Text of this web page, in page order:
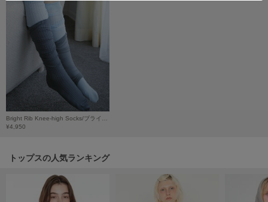
Henon.
へノン
HUNTER
HOKA ONEONE
ホカ オネオネ
¥4,950
トップスの人気ランキング